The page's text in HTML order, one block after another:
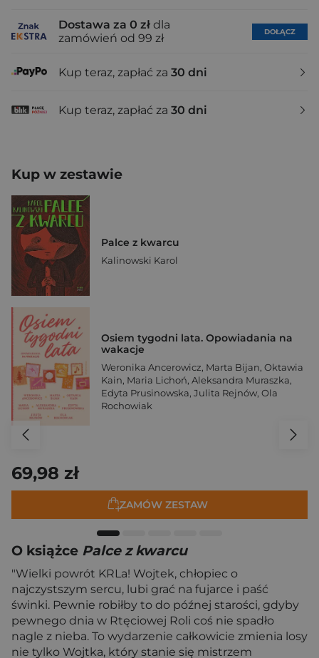
Dostawa za 0 zł dla
zamówień od 99 zł
DOŁĄCZ
Kup teraz, zapłać za 30 dni
Kup teraz, zapłać za 30 dni
Kup w zestawie
Palce z kwarcu
Kalinowski Karol
Osiem tygodni lata. Opowiadania na
wakacje
Weronika Ancerowicz, Marta Bijan, Oktawia
Kain, Maria Lichoń, Aleksandra Muraszka,
Edyta Prusinowska, Julita Rejnów, Ola
Rochowiak
69,98 zł
ZAMÓW ZESTAW
O książce Palce z kwarcu
"Wielki powrót KRLa! Wojtek, chłopiec o
najczystszym sercu, lubi grać na fujarce i paść
świnki. Pewnie robiłby to do późnej starości, gdyby
pewnego dnia w Rtęciowej Roli coś nie spadło
nagle z nieba. To wydarzenie całkowicie zmienia losy
nie tylko Wojtka, który stanie się mistrzem